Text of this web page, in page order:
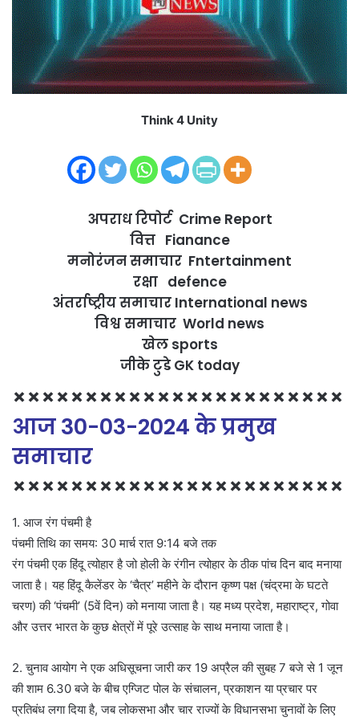
a
i
l
Think 4 Unity
अपराध रिपोर्ट Crime Report
वित्त Fianance
मनोरंजन समाचार Fntertainment
रक्षा defence
अंतर्राष्ट्रीय समाचार International news
विश्व समाचार World news
खेल sports
जीके टुडे GK today
×××××××××××××××××××××××
आज 30-03-2024 के प्रमुख
समाचार
×××××××××××××××××××××××
1. आज रंग पंचमी है
पंचमी तिथि का समय: 30 मार्च रात 9:14 बजे तक
रंग पंचमी एक हिंदू त्योहार है जो होली के रंगीन त्योहार के ठीक पांच दिन बाद मनाया
जाता है। यह हिंदू कैलेंडर के ‘चैत्र’ महीने के दौरान कृष्ण पक्ष (चंद्रमा के घटते
चरण) की ‘पंचमी’ (5वें दिन) को मनाया जाता है। यह मध्य प्रदेश, महाराष्ट्र, गोवा
और उत्तर भारत के कुछ क्षेत्रों में पूरे उत्साह के साथ मनाया जाता है।
2. चुनाव आयोग ने एक अधिसूचना जारी कर 19 अप्रैल की सुबह 7 बजे से 1 जून
की शाम 6.30 बजे के बीच एग्जिट पोल के संचालन, प्रकाशन या प्रचार पर
प्रतिबंध लगा दिया है, जब लोकसभा और चार राज्यों के विधानसभा चुनावों के लिए